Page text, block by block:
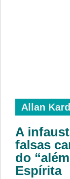
Allan
A
falsas
do
Espírita